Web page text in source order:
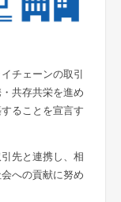
チェーンの取引
共存共栄を進め
ることを宣言す
先と連携し、相
への貢献に努め